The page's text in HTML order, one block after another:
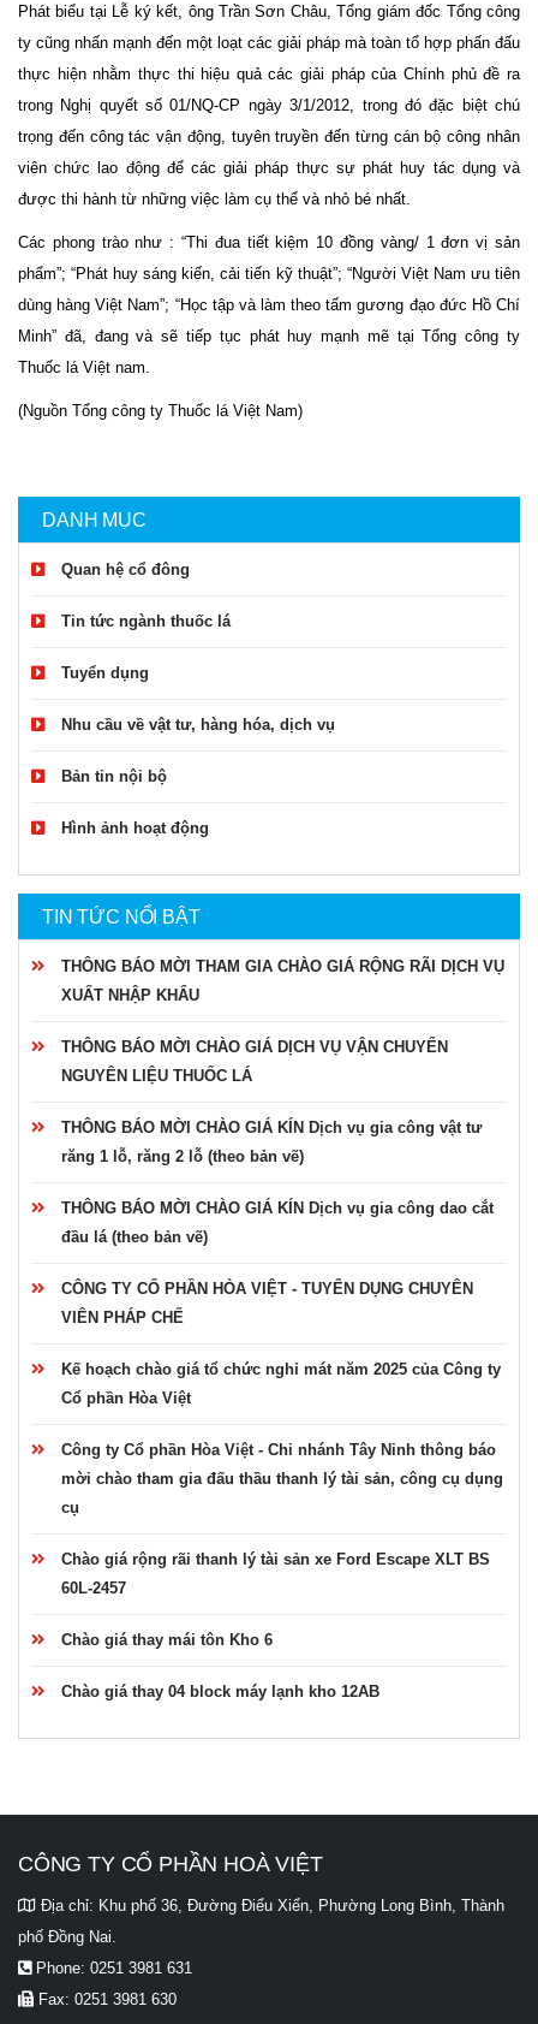
DANH MỤC
Quan hệ cổ đông
Tin tức ngành thuốc lá
Tuyển dụng
Nhu cầu về vật tư, hàng hóa, dịch vụ
Bản tin nội bộ
Hình ảnh hoạt động
TIN TỨC NỔI BẬT
THÔNG BÁO MỜI THAM GIA CHÀO GIÁ RỘNG RÃI DỊCH VỤ
XUẤT NHẬP KHẨU
THÔNG BÁO MỜI CHÀO GIÁ DỊCH VỤ VẬN CHUYỂN
NGUYÊN LIỆU THUỐC LÁ
THÔNG BÁO MỜI CHÀO GIÁ KÍN Dịch vụ gia công vật tư
răng 1 lỗ, răng 2 lỗ (theo bản vẽ)
THÔNG BÁO MỜI CHÀO GIÁ KÍN Dịch vụ gia công dao cắt
đầu lá (theo bản vẽ)
CÔNG TY CỔ PHẦN HÒA VIỆT - TUYỂN DỤNG CHUYÊN
VIÊN PHÁP CHẾ
Kế hoạch chào giá tổ chức nghỉ mát năm 2025 của Công ty
Cổ phần Hòa Việt
Công ty Cổ phần Hòa Việt - Chi nhánh Tây Ninh thông báo
mời chào tham gia đấu thầu thanh lý tài sản, công cụ dụng
cụ
Chào giá rộng rãi thanh lý tài sản xe Ford Escape XLT BS
60L-2457
Chào giá thay mái tôn Kho 6
Chào giá thay 04 block máy lạnh kho 12AB
Phát biểu tại Lễ ký kết, ông Trần Sơn Châu, Tổng giám đốc Tổng công
ty cũng nhấn mạnh đến một loạt các giải pháp mà toàn tổ hợp phấn đấu
thực hiện nhằm thực thi hiệu quả các giải pháp của Chính phủ đề ra
trong Nghị quyết số 01/NQ-CP ngày 3/1/2012, trong đó đặc biệt chú
trọng đến công tác vận động, tuyên truyền đến từng cán bộ công nhân
viên chức lao động để các giải pháp thực sự phát huy tác dụng và
được thi hành từ những việc làm cụ thể và nhỏ bé nhất.
Các phong trào như : “Thi đua tiết kiệm 10 đồng vàng/ 1 đơn vị sản
phẩm”; “Phát huy sáng kiến, cải tiến kỹ thuật”; “Người Việt Nam ưu tiên
dùng hàng Việt Nam”; “Học tập và làm theo tấm gương đạo đức Hồ Chí
Minh” đã, đang và sẽ tiếp tục phát huy mạnh mẽ tại Tổng công ty
Thuốc lá Việt nam.
(Nguồn Tổng công ty Thuốc lá Việt Nam)
CÔNG TY CỔ PHẦN HOÀ VIỆT
Địa chỉ: Khu phố 36, Đường Điểu Xiển, Phường Long Bình, Thành
phố Đồng Nai.
Phone: 0251 3981 631
Fax: 0251 3981 630